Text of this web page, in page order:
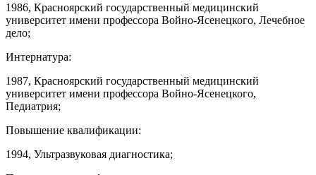
1986, Красноярский государственный медицинский
университет имени профессора Войно-Ясенецкого, Лечебное
дело;
Интернатура:
1987, Красноярский государственный медицинский
университет имени профессора Войно-Ясенецкого,
Педиатрия;
Повышение квалификации:
1994, Ультразвуковая диагностика;